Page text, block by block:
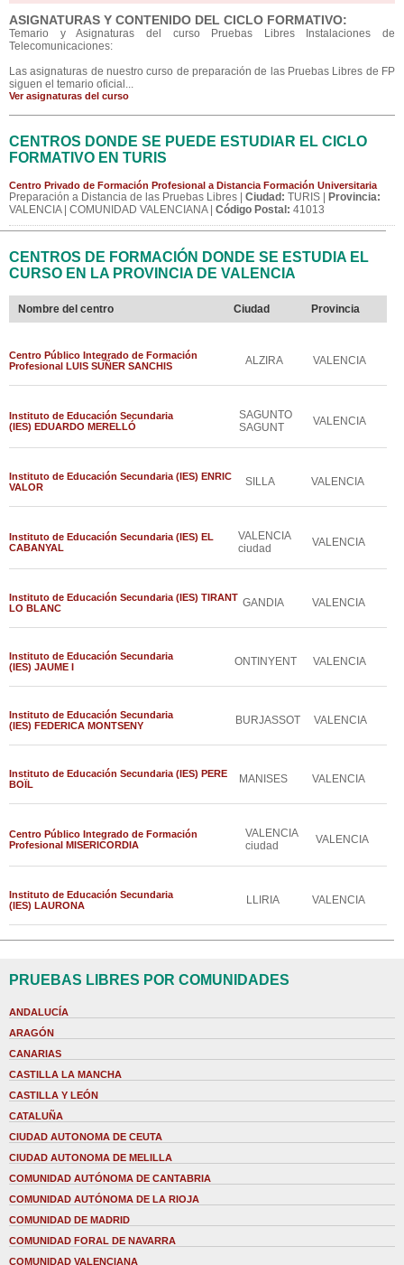
ASIGNATURAS Y CONTENIDO DEL CICLO FORMATIVO:
Temario y Asignaturas del curso Pruebas Libres Instalaciones de
Telecomunicaciones:
Las asignaturas de nuestro curso de preparación de las Pruebas Libres de FP
siguen el temario oficial...
Ver asignaturas del curso
CENTROS DONDE SE PUEDE ESTUDIAR EL CICLO
FORMATIVO EN TURIS
Centro Privado de Formación Profesional a Distancia Formación Universitaria
Preparación a Distancia de las Pruebas Libres | Ciudad: TURIS |
Provincia:
VALENCIA | COMUNIDAD VALENCIANA | Código Postal: 41013
CENTROS DE FORMACIÓN DONDE SE ESTUDIA EL
CURSO EN LA PROVINCIA DE VALENCIA
Nombre del centro Ciudad Provincia
Centro Público Integrado de Formación
Profesional LUIS SUÑER SANCHIS
ALZIRA VALENCIA
Instituto de Educación Secundaria
(IES) EDUARDO MERELLÓ
SAGUNTO
SAGUNT
VALENCIA
Instituto de Educación Secundaria (IES) ENRIC
VALOR
SILLA VALENCIA
Instituto de Educación Secundaria (IES) EL
CABANYAL
VALENCIA
ciudad
VALENCIA
Instituto de Educación Secundaria (IES) TIRANT
LO BLANC
GANDIA VALENCIA
Instituto de Educación Secundaria
(IES) JAUME I
ONTINYENT VALENCIA
Instituto de Educación Secundaria
(IES) FEDERICA MONTSENY
BURJASSOT VALENCIA
Instituto de Educación Secundaria (IES) PERE
BOÏL
MANISES VALENCIA
Centro Público Integrado de Formación
Profesional MISERICORDIA
VALENCIA
ciudad
VALENCIA
Instituto de Educación Secundaria
(IES) LAURONA
LLIRIA VALENCIA
PRUEBAS LIBRES POR COMUNIDADES
ANDALUCÍA
ARAGÓN
CANARIAS
CASTILLA LA MANCHA
CASTILLA Y LEÓN
CATALUÑA
CIUDAD AUTONOMA DE CEUTA
CIUDAD AUTONOMA DE MELILLA
COMUNIDAD AUTÓNOMA DE CANTABRIA
COMUNIDAD AUTÓNOMA DE LA RIOJA
COMUNIDAD DE MADRID
COMUNIDAD FORAL DE NAVARRA
COMUNIDAD VALENCIANA